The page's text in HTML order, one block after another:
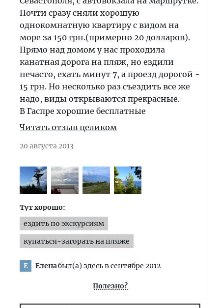
Почти сразу сняли хорошую
однокомнатную квартиру с видом на
море за 150 грн.(примерно 20 долларов).
Прямо над домом у нас проходила
канатная дорога на пляж, но ездили
нечасто, ехать минут 7, а проезд дорогой -
15 грн. Но несколько раз съездить все же
надо, виды открываются прекрасные.
В Гаспре хорошие бесплатные
Читать отзыв целиком
20 августа 2013
Тут хорошо:
ездить по экскурсиям
купаться-загорать на пляже
Е Еленабыл(а) здесь в сентябре 2012
Полезно?